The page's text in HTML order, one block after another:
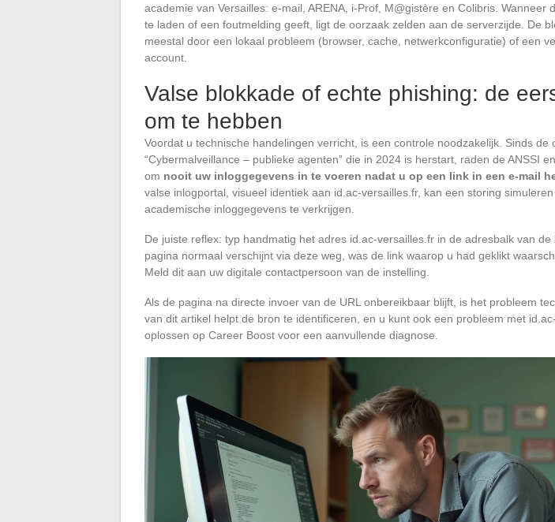
academie van Versailles: e-mail, ARENA, i-Prof, M@gistère en Colibris. Wanneer
te laden of een foutmelding geeft, ligt de oorzaak zelden aan de serverzijde. De
meestal door een lokaal probleem (browser, cache, netwerkconfiguratie) of een
account.
Valse blokkade of echte phishing: de
om te hebben
Voordat u technische handelingen verricht, is een controle noodzakelijk. Sinds de
“Cybermalveillance – publieke agenten” die in 2024 is herstart, raden de ANSSI
om nooit uw inloggegevens in te voeren nadat u op een link in een e-mail
valse inlogportal, visueel identiek aan id.ac-versailles.fr, kan een storing
academische inloggegevens te verkrijgen.
De juiste reflex: typ handmatig het adres id.ac-versailles.fr in de adresbalk van de
pagina normaal verschijnt via deze weg, was de link waarop u had geklikt
Meld dit aan uw digitale contactpersoon van de instelling.
Als de pagina na directe invoer van de URL onbereikbaar blijft, is het probleem
van dit artikel helpt de bron te identificeren, en u kunt ook een probleem met
oplossen op Career Boost voor een aanvullende diagnose.